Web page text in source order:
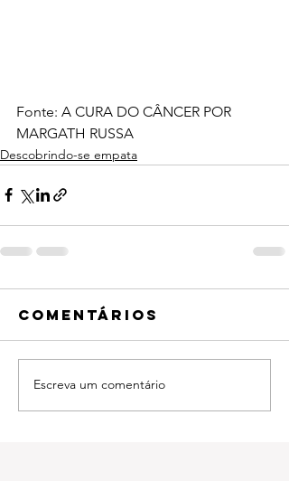
Fonte: A CURA DO CÂNCER POR
MARGATH RUSSA
Descobrindo-se empata
Comentários
Escreva um comentário